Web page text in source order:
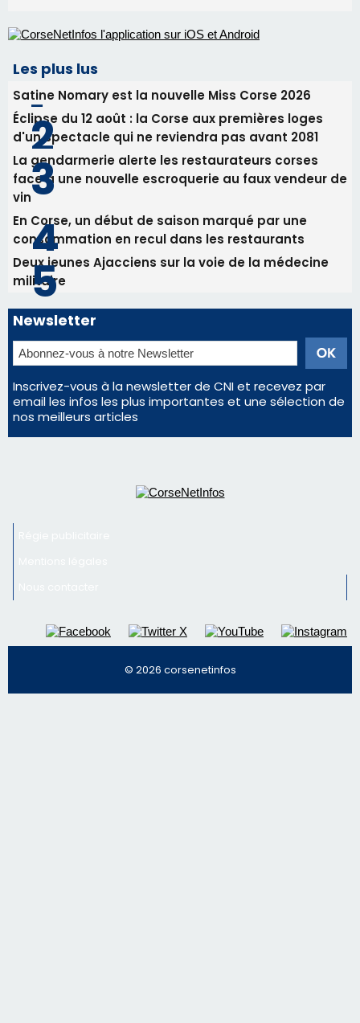
face à une nouvelle escroquerie au faux vendeur de
En Corse, un début de saison marqué par une
consommation en recul dans les restaurants
Deux jeunes Ajacciens sur la voie de la médecine
militaire
Newsletter
Inscrivez-vous à la newsletter de CNI et recevez par
email les infos les plus importantes et une sélection de
nos meilleurs articles
Régie publicitaire
Mentions légales
Nous contacter